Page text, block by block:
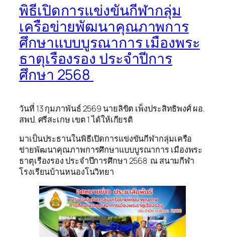
พิธีเปิดการแข่งขันกีฬากลุ่ม
เครือข่ายพัฒนาคุณภาพการ
ศึกษาแบบบูรณาการ เมืองพระ
ธาตุเรืองรอง ประจำปีการ
ศึกษา 2568
วันที่ 13 กุมภาพันธ์ 2569 นายลิขิต เพ็งประสิทธิพงศ์ ผอ.
สพป. ศรีสะเกษ เขต 1 ได้ให้เกียรติ
มาเป็นประธานในพิธีเปิดการแข่งขันกีฬากลุ่มเครือ
ข่ายพัฒนาคุณภาพการศึกษาแบบบูรณาการ เมืองพระ
ธาตุเรืองรอง ประจำปีการศึกษา 2568 ณ สนามกีฬา
โรงเรียนบ้านหนองโนวิทยา